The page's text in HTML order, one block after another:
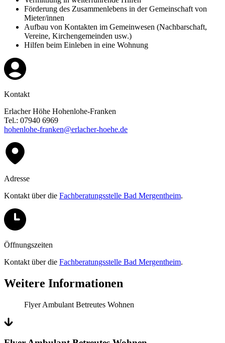
Förderung des Zusammenlebens in der Gemeinschaft von
Mieter/innen
Aufbau von Kontakten im Gemeinwesen (Nachbarschaft,
Vereine, Kirchengemeinden usw.)
Hilfen beim Einleben in eine Wohnung
Kontakt
Erlacher Höhe Hohenlohe-Franken
Tel.: 07940 6969
hohenlohe-franken@erlacher-hoehe.de
Adresse
Kontakt über die Fachberatungsstelle Bad Mergentheim.
Öffnungszeiten
Kontakt über die Fachberatungsstelle Bad Mergentheim.
Weitere Informationen
Flyer Ambulant Betreutes Wohnen